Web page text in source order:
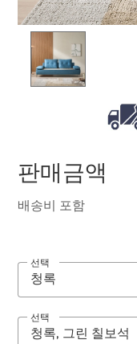
판매금액
배송비 포함
선택
선택